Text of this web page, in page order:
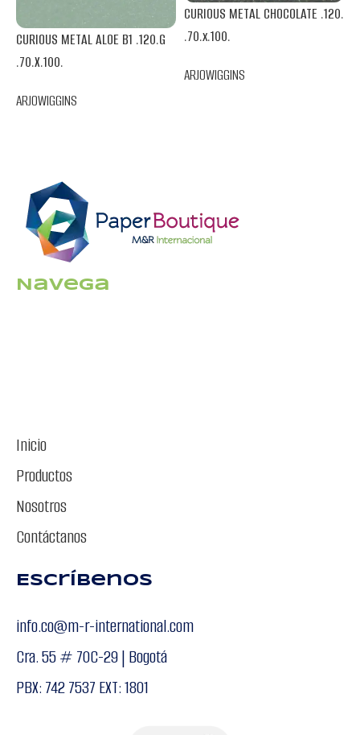
CURIOUS METAL ALOE B1 .120.G
.70.X.100.
ARJOWIGGINS
CURIOUS METAL CHOCOLATE .120.
.70.x.100.
ARJOWIGGINS
Navega
Inicio
Productos
Nosotros
Contáctanos
Escríbenos
info.co@m-r-international.com
Cra. 55 # 70C-29 | Bogotá
PBX: 742 7537 EXT: 1801